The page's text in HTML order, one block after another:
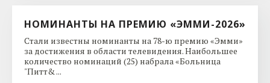
НОМИНАНТЫ НА ПРЕМИЮ «ЭММИ-2026»
Стали известны номинанты на 78-ю премию «Эмми»
за достижения в области телевидения. Наибольшее
количество номинаций (25) набрала «Больница
"Питт& ...